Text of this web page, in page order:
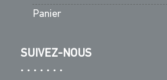
Panier
SUIVEZ-NOUS